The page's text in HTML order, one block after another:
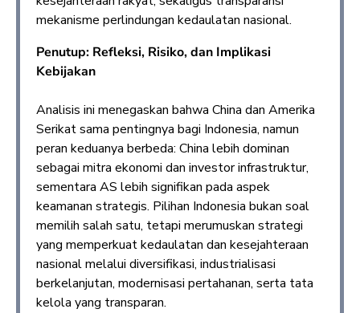
mekanisme perlindungan kedaulatan nasional.
Penutup: Refleksi, Risiko, dan Implikasi
Kebijakan
Analisis ini menegaskan bahwa China dan Amerika
Serikat sama pentingnya bagi Indonesia, namun
peran keduanya berbeda: China lebih dominan
sebagai mitra ekonomi dan investor infrastruktur,
sementara AS lebih signifikan pada aspek
keamanan strategis. Pilihan Indonesia bukan soal
memilih salah satu, tetapi merumuskan strategi
yang memperkuat kedaulatan dan kesejahteraan
nasional melalui diversifikasi, industrialisasi
berkelanjutan, modernisasi pertahanan, serta tata
kelola yang transparan.